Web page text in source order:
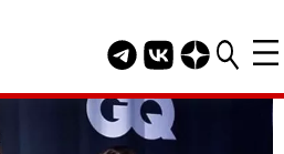
Telegram канал
Группа HELLO
Канал